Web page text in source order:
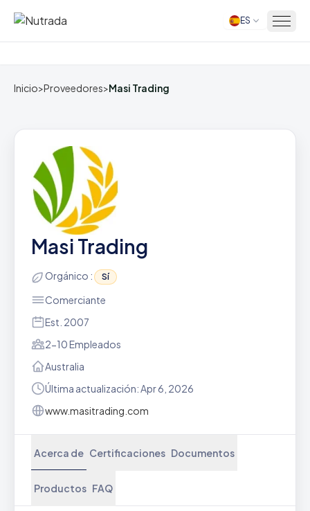
Inicio ES
Inicio>Proveedores>Masi Trading
Masi Trading
Orgánico : Sí
Comerciante
Est. 2007
2-10 Empleados
Australia
Última actualización: Apr 6, 2026
www.masitrading.com
Acerca de Certificaciones Documentos
Productos FAQ